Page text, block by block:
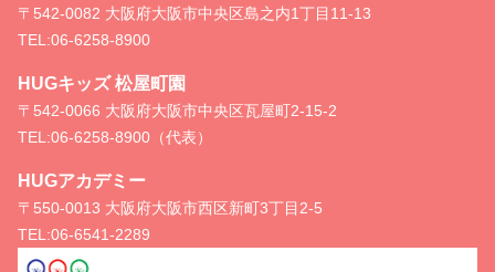
〒542-0082 大阪府大阪市中央区島之内1丁目11-13
TEL:06-6258-8900
HUGキッズ 松屋町園
〒542-0066 大阪府大阪市中央区瓦屋町2-15-2
TEL:06-6258-8900（代表）
HUGアカデミー
〒550-0013 大阪府大阪市西区新町3丁目2-5
TEL:06-6541-2289